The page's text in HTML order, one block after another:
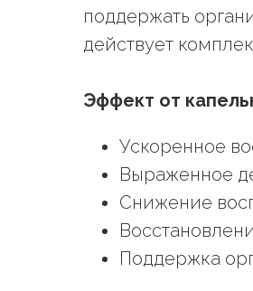
поддержать
действует
Эффект от
Ускоренное
Выраженное
Снижение
Поддержка